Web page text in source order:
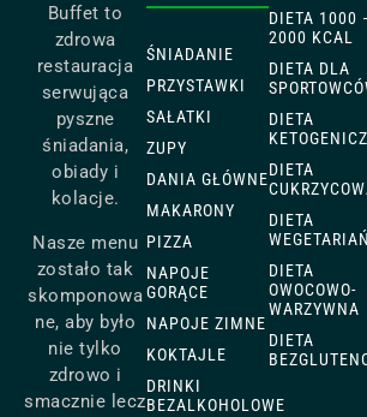
Buffet to
zdrowa
restauracja
serwująca
pyszne
śniadania,
obiady i
kolacje.
Nasze menu
zostało tak
skomponowa
ne, aby było
nie tylko
zdrowo i
smacznie lecz
ŚNIADANIE
PRZYSTAWKI
SAŁATKI
ZUPY
DANIA GŁÓWNE
MAKARONY
PIZZA
NAPOJE
GORĄCE
NAPOJE ZIMNE
KOKTAJLE
DRINKI
BEZALKOHOLOWE
DIETA 1000
2000 KCAL
DIETA DLA
DIETA
DIETA
DIETA
DIETA
OWOCOWO-
WARZYWNA
DIETA